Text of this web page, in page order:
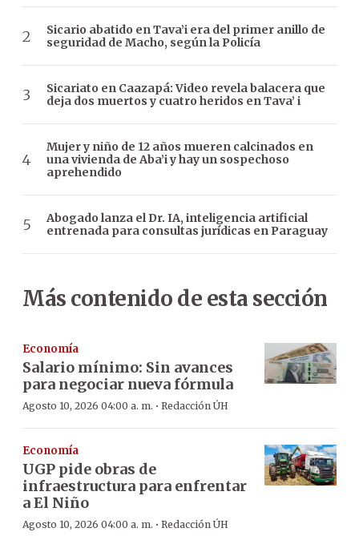
Sicario abatido en Tava’i era del primer anillo de
seguridad de Macho, según la Policía
Sicariato en Caazapá: Video revela balacera que
deja dos muertos y cuatro heridos en Tava’ i
Mujer y niño de 12 años mueren calcinados en
una vivienda de Aba’i y hay un sospechoso
aprehendido
Abogado lanza el Dr. IA, inteligencia artificial
entrenada para consultas jurídicas en Paraguay
Más contenido de esta sección
Economía
Salario mínimo: Sin avances
para negociar nueva fórmula
Agosto 10, 2026 04:00 a. m. · Redacción ÚH
Economía
UGP pide obras de
infraestructura para enfrentar
a El Niño
Agosto 10, 2026 04:00 a. m. · Redacción ÚH